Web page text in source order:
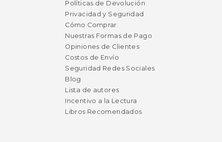
Políticas de Devolución
Privacidad y Seguridad
Cómo Comprar
Nuestras Formas de Pago
Opiniones de Clientes
Costos de Envío
Seguridad Redes Sociales
Blog
Lista de autores
Incentivo a la Lectura
Libros Recomendados